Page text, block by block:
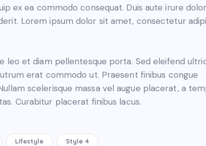
ex ea commodo consequat. Duis aute irure
Lorem ipsum dolor sit amet, consectetur
leo et diam pellentesque porta. Sed eleifend
erat commodo ut. Praesent finibus congue
scelerisque massa vel augue placerat, a
Curabitur placerat finibus lacus.
Lifestyle Style 4